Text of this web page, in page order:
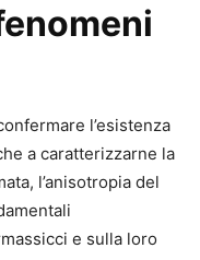
l’esistenza
a caratterizzarne la
l’anisotropia del
e sulla loro